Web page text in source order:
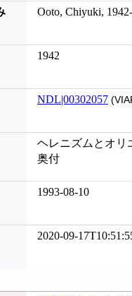
Ooto, Chiyuki, 1942-
1942
NDL|00302057
ヘレニズムとオリ
奥付
1993-08-10
2020-09-